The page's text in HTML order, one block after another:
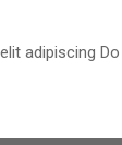
adipiscing Do